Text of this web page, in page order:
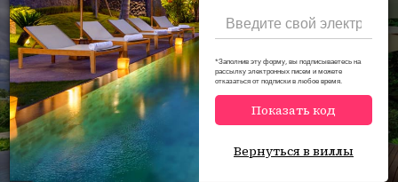
*Заполнив эту форму, вы подписываетесь на
рассылку электронных писем и можете
отказаться от подписки в любое время.
Показать код
Вернуться в виллы